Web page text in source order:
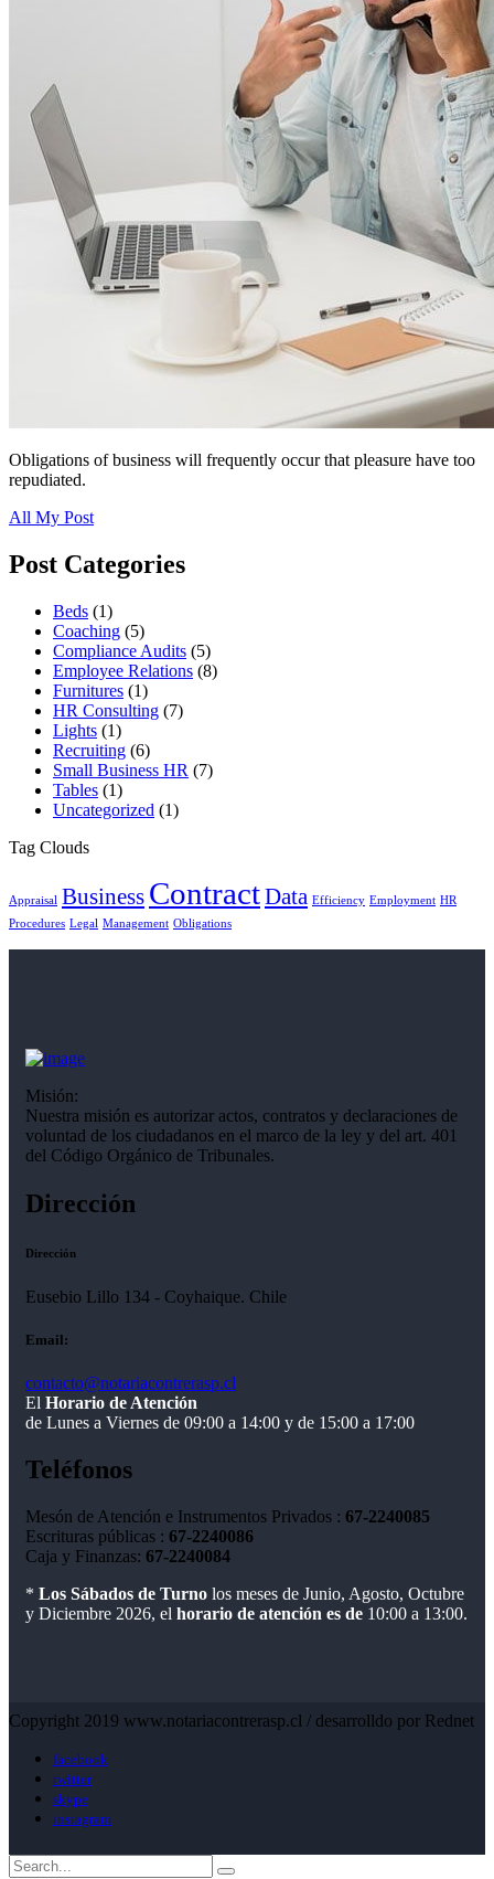
Obligations of business will frequently occur that pleasure have too
repudiated.
All My Post
Post Categories
Beds (1)
Coaching (5)
Compliance Audits (5)
Employee Relations (8)
Furnitures (1)
HR Consulting (7)
Lights (1)
Recruiting (6)
Small Business HR (7)
Tables (1)
Uncategorized (1)
Tag Clouds
Appraisal Business ContractData Efficiency Employment HR
Procedures Legal Management Obligations
Misión:
Nuestra misión es autorizar actos, contratos y declaraciones de
voluntad de los ciudadanos en el marco de la ley y del art. 401
del Código Orgánico de Tribunales.
Dirección
Dirección
Eusebio Lillo 134 - Coyhaique. Chile
Email:
contacto@notariacontrerasp.cl
El Horario de Atención
de Lunes a Viernes de 09:00 a 14:00 y de 15:00 a 17:00
Teléfonos
Mesón de Atención e Instrumentos Privados : 67-2240085
Escrituras públicas : 67-2240086
Caja y Finanzas: 67-2240084
* Los Sábados de Turno los meses de Junio, Agosto, Octubre
y Diciembre 2026, el horario de atención es de 10:00 a 13:00.
Copyright 2019 www.notariacontrerasp.cl / desarrolldo por Rednet
facebook
twitter
skype
instagram